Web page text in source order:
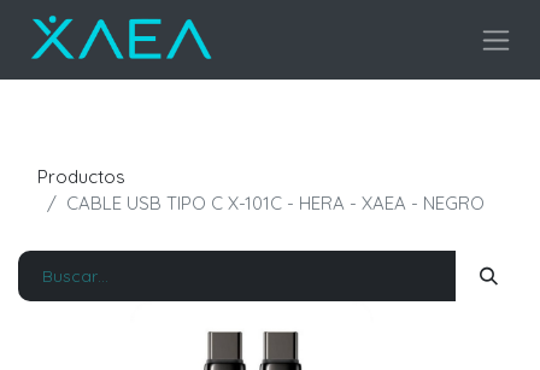
Productos
CABLE USB TIPO C X-101C - HERA - XAEA - NEGRO